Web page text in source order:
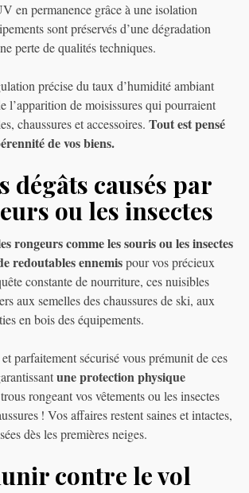
en permanence grâce à une isolation
sont préservés d’une dégradation
perte de qualités techniques.
précise du taux d’humidité ambiant
l’apparition de moisissures qui pourraient
chaussures et accessoires. Tout est pensé
de vos biens.
dégâts causés par
ou les insectes
rongeurs comme les souris ou les insectes
redoutables ennemispour vos précieux
constante de nourriture, ces nuisibles
aux semelles des chaussures de ski, aux
en bois des équipements.
parfaitement sécurisé vous prémunit de ces
une protection physique
rongeant vos vêtements ou les insectes
! Vos affaires restent saines et intactes,
dès les premières neiges.
contre le vol